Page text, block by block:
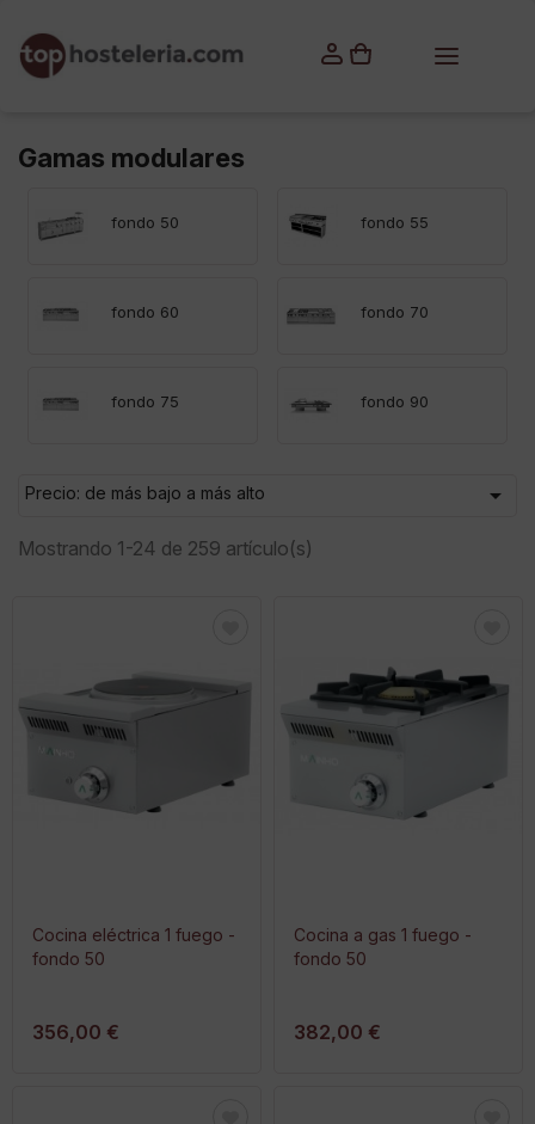
Gamas modulares
fondo 50 fondo 55
fondo 60 fondo 70
fondo 75 fondo 90
Precio: de más bajo a más alto 
Mostrando 1-24 de 259 artículo(s)
Cocina eléctrica 1 fuego -
fondo 50
356,00 €
Cocina a gas 1 fuego -
fondo 50
382,00 €
Iniciar sesión
Iniciar sesión